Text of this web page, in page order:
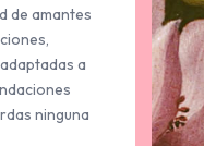
de amantes
a
ninguna